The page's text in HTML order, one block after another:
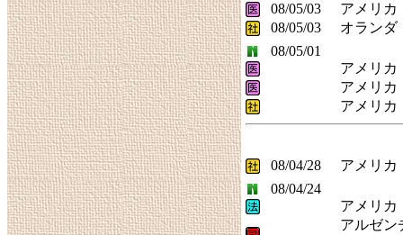
08/05/03
アメリカ
08/05/03
オランダ
08/05/01
アメリカ
アメリカ
アメリカ
08/04/28
アメリカ
08/04/24
アメリカ
アルゼン